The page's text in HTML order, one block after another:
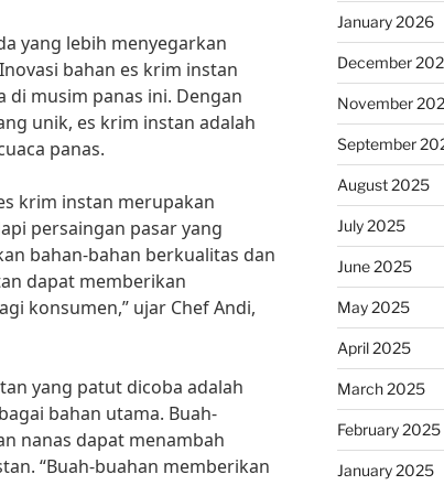
yang lebih menyegarkan
bahan es krim instan
musim panas ini. Dengan
unik, es krim instan adalah
panas.
krim instan merupakan
persaingan pasar yang
bahan-bahan berkualitas dan
dapat memberikan
konsumen,” ujar Chef Andi,
yang patut dicoba adalah
bahan utama. Buah-
nanas dapat menambah
“Buah-buahan memberikan
January 2026
December
November
September
August 2025
July 2025
June 2025
May 2025
April 2025
March 2025
February 2025
January 2025